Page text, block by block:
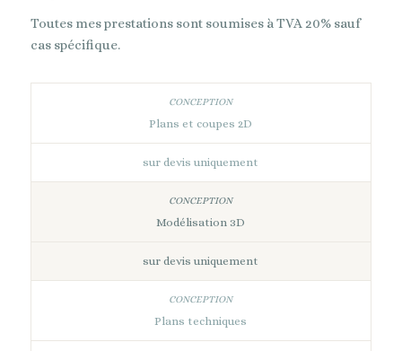
Toutes mes prestations sont soumises à TVA 20% sauf
cas spécifique.
Plans et coupes 2D
sur devis uniquement
Modélisation 3D
sur devis uniquement
Plans techniques